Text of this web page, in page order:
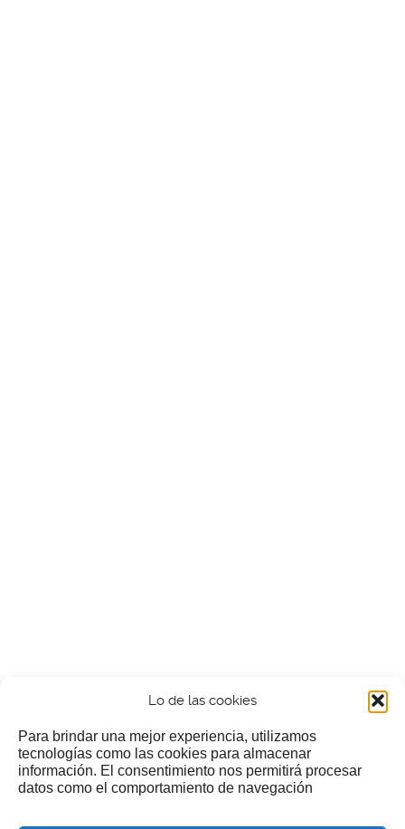
Lo de las cookies
Para brindar una mejor experiencia, utilizamos
tecnologías como las cookies para almacenar
información. El consentimiento nos permitirá procesar
datos como el comportamiento de navegación
¿Nos invitas a un cafecillo?